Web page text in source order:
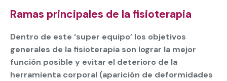
Ramas principales de la fisioterapia
Dentro de este ‘super equipo’ los objetivos
generales de la fisioterapia son lograr la mejor
función posible y evitar el deterioro de la
herramienta corporal (aparición de deformidades